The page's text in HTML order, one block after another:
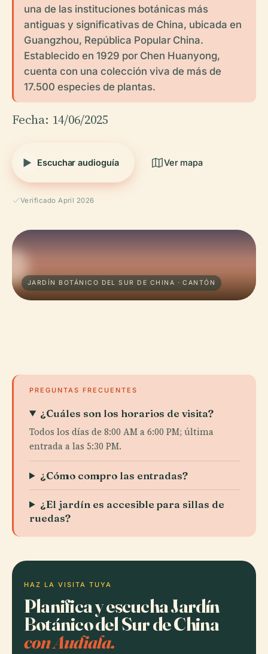
una de las instituciones botánicas más
antiguas y significativas de China, ubicada en
Guangzhou, República Popular China.
Establecido en 1929 por Chen Huanyong,
cuenta con una colección viva de más de
17.500 especies de plantas.
Fecha: 14/06/2025
Escuchar audioguía Ver mapa
Verificado April 2026
JARDÍN BOTÁNICO DEL SUR DE CHINA · CANTÓN
PREGUNTAS FRECUENTES
¿Cuáles son los horarios de visita?
Todos los días de 8:00 AM a 6:00 PM; última
entrada a las 5:30 PM.
¿Cómo compro las entradas?
¿El jardín es accesible para sillas de
ruedas?
HAZ LA VISITA TUYA
Planifica y escucha Jardín
Botánico del Sur de China
con Audiala.